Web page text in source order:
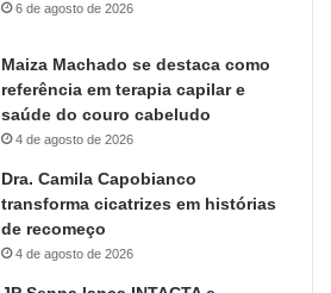
6 de agosto de 2026
Maiza Machado se destaca como
referência em terapia capilar e
saúde do couro cabeludo
4 de agosto de 2026
Dra. Camila Capobianco
transforma cicatrizes em histórias
de recomeço
4 de agosto de 2026